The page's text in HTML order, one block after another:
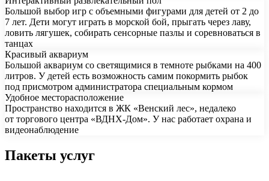
Большой выбор игр с объемными фигурами для детей от 2 до
7 лет. Дети могут играть в морской бой, прыгать через лаву,
ловить лягушек, собирать сенсорные пазлы и соревноваться в
танцах
Красивый аквариум
Большой аквариум со светящимися в темноте рыбками на 400
литров. У детей есть возможность самим покормить рыбок
под присмотром администратора специальным кормом
Удобное месторасположение
Пространство находится в ЖК «Венский лес», недалеко
от торгового центра «ВДНХ-Дом». У нас работает охрана и
видеонаблюдение
Пакеты услуг